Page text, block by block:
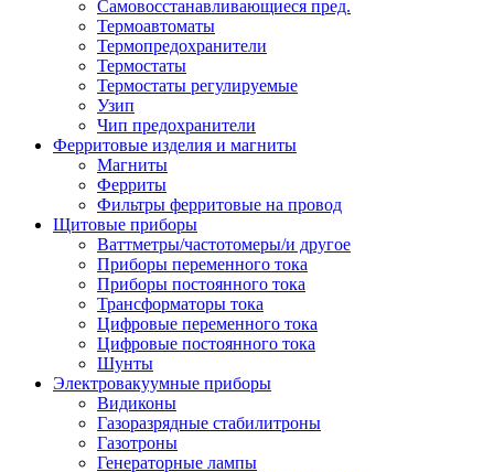
Самовосстанавливающиеся пред.
Термоавтоматы
Термопредохранители
Термостаты
Термостаты регулируемые
Узип
Чип предохранители
Ферритовые изделия и магниты
Магниты
Ферриты
Фильтры ферритовые на провод
Щитовые приборы
Ваттметры/частотомеры/и другое
Приборы переменного тока
Приборы постоянного тока
Трансформаторы тока
Цифровые переменного тока
Цифровые постоянного тока
Шунты
Электровакуумные приборы
Видиконы
Газоразрядные стабилитроны
Газотроны
Генераторные лампы